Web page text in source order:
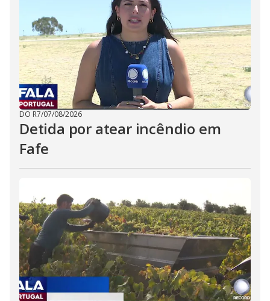
DO R7/07/08/2026
Detida por atear incêndio em
Fafe